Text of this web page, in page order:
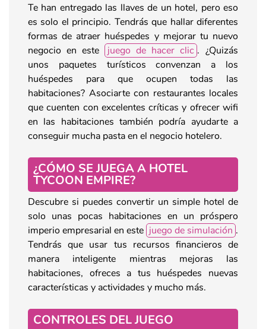
Te han entregado las llaves de un hotel, pero eso
es solo el principio. Tendrás que hallar diferentes
formas de atraer huéspedes y mejorar tu nuevo
negocio en este
juego de hacer clic . ¿Quizás
unos paquetes turísticos convenzan a los
huéspedes para que ocupen todas las
habitaciones? Asociarte con restaurantes locales
que cuenten con excelentes críticas y ofrecer wifi
en las habitaciones también podría ayudarte a
conseguir mucha pasta en el negocio hotelero.
¿CÓMO SE JUEGA A HOTEL
TYCOON EMPIRE?
Descubre si puedes convertir un simple hotel de
solo unas pocas habitaciones en un próspero
imperio empresarial en este juego de simulación .
Tendrás que usar tus recursos financieros de
manera inteligente mientras mejoras las
habitaciones, ofreces a tus huéspedes nuevas
características y actividades y mucho más.
CONTROLES DEL JUEGO